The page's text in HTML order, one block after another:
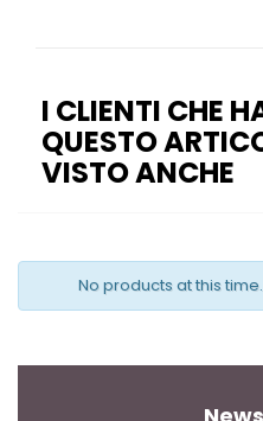
I CLIENTI CHE
QUESTO
VISTO ANCHE
No products at this time.